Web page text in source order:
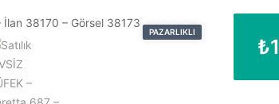
PAZARLIKLI
₺